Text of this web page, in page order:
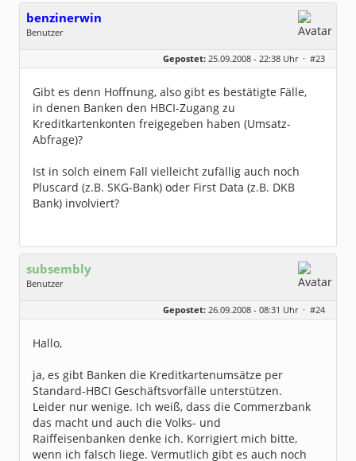
benzinerwin
Benutzer
Geschlecht:
keine Angabe
Dabei seit:
09 / 2008
Gepostet: 25.09.2008 - 22:38 Uhr · #23
Gibt es denn Hoffnung, also gibt es bestätigte Fälle,
in denen Banken den HBCI-Zugang zu
Kreditkartenkonten freigegeben haben (Umsatz-
Abfrage)?
Ist in solch einem Fall vielleicht zufällig auch noch
Pluscard (z.B. SKG-Bank) oder First Data (z.B. DKB
Bank) involviert?
subsembly
Benutzer
Homepage:
subsembly.com/
Dabei seit:
Gepostet: 26.09.2008 - 08:31 Uhr · #24
Hallo,
ja, es gibt Banken die Kreditkartenumsätze per
Standard-HBCI Geschäftsvorfälle unterstützen.
Leider nur wenige. Ich weiß, dass die Commerzbank
das macht und auch die Volks- und
Raiffeisenbanken denke ich. Korrigiert mich bitte,
wenn ich falsch liege. Vermutlich gibt es auch noch